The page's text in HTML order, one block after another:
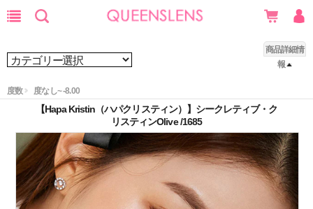
度数 度なし~ -8.00
商品詳細情
報
【Hapa Kristin（ハパクリスティン）】シークレティブ・ク
リスティンOlive /1685